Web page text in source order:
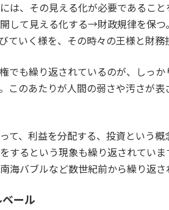
は、その見える化が必要であること
して見える化する→財政規律を保つ
ていく様を、その時々の王様と財務
でも繰り返されているのが、しっ
このあたりが人間の弱さや汚さが
て、利益を分配する、投資という
するという現象も繰り返されていま
海バブルなど数世紀前から繰り返さ
ール